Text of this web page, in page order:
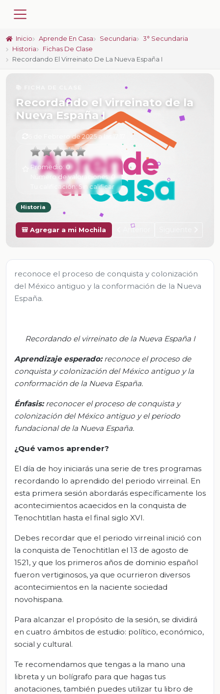
Inicio Aprende En Casa Secundaria
3° Secundaria
Historia
Fichas De Clase
Recordando El Virreinato De La Nueva España I
Recordando el virreinato de la
Nueva España I
6 de Febrero de 2025 a las 17:17
Promedio: 0
Número de valoraciones:0
Tu calificación:Sin calificar
Historia
🎒 Agregar a mi Mochila Anterior
reconoce el proceso de conquista y colonización
del México antiguo y la conformación de la Nueva
España.
Recordando el virreinato de la Nueva España I
Aprendizaje esperado: reconoce el proceso de
conquista y colonización del México antiguo y la
conformación de la Nueva España.
Énfasis:reconocer el proceso de conquista y
colonización del México antiguo y el periodo
fundacional de la Nueva España.
¿Qué vamos aprender?
El día de hoy iniciarás una serie de tres programas
recordando lo aprendido del periodo virreinal. En
esta primera sesión abordarás específicamente los
acontecimientos acaecidos en la conquista de
Tenochtitlan hasta el final siglo XVI.
Debes recordar que el periodo virreinal inició con
la conquista de Tenochtitlan el 13 de agosto de
1521, y que los primeros años de dominio español
fueron vertiginosos, ya que ocurrieron diversos
acontecimientos en la naciente sociedad
novohispana.
Para alcanzar el propósito de la sesión, se dividirá
en cuatro ámbitos de estudio: político, económico,
social y cultural.
Te recomendamos que tengas a la mano una
libreta y un bolígrafo para que hagas tus
anotaciones, también puedes utilizar tu libro de